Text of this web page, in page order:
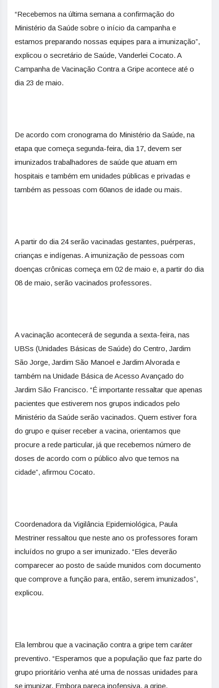
“Recebemos na última semana a confirmação do
Ministério da Saúde sobre o início da campanha e
estamos preparando nossas equipes para a imunização”,
explicou o secretário de Saúde, Vanderlei Cocato. A
Campanha de Vacinação Contra a Gripe acontece até o
dia 23 de maio.
De acordo com cronograma do Ministério da Saúde, na
etapa que começa segunda-feira, dia 17, devem ser
imunizados trabalhadores de saúde que atuam em
hospitais e também em unidades públicas e privadas e
também as pessoas com 60anos de idade ou mais.
A partir do dia 24 serão vacinadas gestantes, puérperas,
crianças e indígenas. A imunização de pessoas com
doenças crônicas começa em 02 de maio e, a partir do dia
08 de maio, serão vacinados professores.
A vacinação acontecerá de segunda a sexta-feira, nas
UBSs (Unidades Básicas de Saúde) do Centro, Jardim
São Jorge, Jardim São Manoel e Jardim Alvorada e
também na Unidade Básica de Acesso Avançado do
Jardim São Francisco. “É importante ressaltar que apenas
pacientes que estiverem nos grupos indicados pelo
Ministério da Saúde serão vacinados. Quem estiver fora
do grupo e quiser receber a vacina, orientamos que
procure a rede particular, já que recebemos número de
doses de acordo com o público alvo que temos na
cidade”, afirmou Cocato.
Coordenadora da Vigilância Epidemiológica, Paula
Mestriner ressaltou que neste ano os professores foram
incluídos no grupo a ser imunizado. “Eles deverão
comparecer ao posto de saúde munidos com documento
que comprove a função para, então, serem imunizados”,
explicou.
Ela lembrou que a vacinação contra a gripe tem caráter
preventivo. “Esperamos que a população que faz parte do
grupo prioritário venha até uma de nossas unidades para
se imunizar. Embora pareça inofensiva, a gripe,